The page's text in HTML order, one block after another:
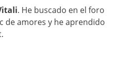
. He buscado en el foro
de amores y he aprendido